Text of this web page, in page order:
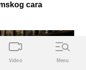
cara
Video Menu